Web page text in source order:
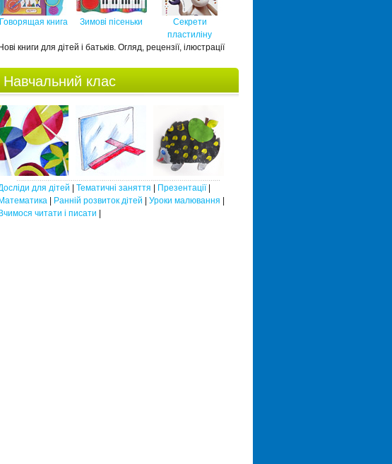
Говорящая книга Зимові пісеньки
Секрети
пластиліну
Нові книги для дітей і батьків. Огляд, рецензії, ілюстрації
Навчальний клас
для дітей Тематичні заняття Презентації|
Математика
Ранній розвиток дітей Уроки малювання
Вчимося читати і писати